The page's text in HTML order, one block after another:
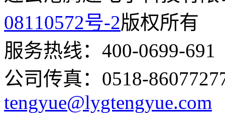
08110572号-2版权所有
服务热线：400-0699-691
公司传真：0518-
tengyue@lygtengyue.com